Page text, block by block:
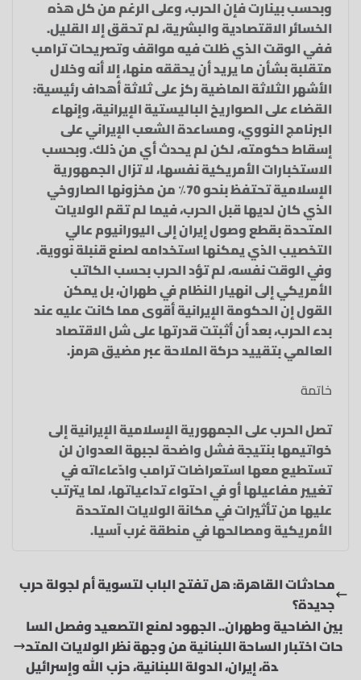
وبحسب بينارت فإن الحرب، وعلى الرغم من كل هذه
الخسائر الاقتصادية والبشرية، لم تحقق إلا القليل.
ففي الوقت الذي ظلت فيه مواقف وتصريحات ترامب
متقلبة بشأن ما يريد أن يحققه منها، إلا أنه وخلال
الأشهر الثلاثة الماضية ركز على ثلاثة أهداف رئيسية:
القضاء على الصواريخ الباليستية الإيرانية، وإنهاء
البرنامج النووي، ومساعدة الشعب الإيراني على
إسقاط حكومته، لكن لم يحدث أي من ذلك. وبحسب
الاستخبارات الأمريكية نفسها، لا تزال الجمهورية
الإسلامية تحتفظ بنحو 70٪ من مخزونها الصاروخي
الذي كان لديها قبل الحرب، فيما لم تقم الولايات
المتحدة بقطع وصول إيران إلى اليورانيوم عالي
التخصيب الذي يمكنها استخدامه لصنع قنبلة نووية.
وفي الوقت نفسه، لم تؤد الحرب بحسب الكاتب
الأمريكي إلى انهيار النظام في طهران، بل يمكن
القول إن الحكومة الإيرانية أقوى مما كانت عليه عند
بدء الحرب، بعد أن أثبتت قدرتها على شل الاقتصاد
العالمي بتقييد حركة الملاحة عبر مضيق هرمز.
خاتمة
تصل الحرب على الجمهورية الإسلامية الإيرانية إلى
خواتيمها بنتيجة فشل واضحة لجبهة العدوان لن
تستطيع معها استعراضات ترامب وادّعاءاته في
تغيير مفاعيلها أو في احتواء تداعياتها، لما يترتب
عليها من تأثيرات في مكانة الولايات المتحدة
الأمريكية ومصالحها في منطقة غرب آسيا.
محادثات القاهرة: هل تفتح الباب لتسوية أم لجولة حرب
جديدة؟
بين الضاحية وطهران.. الجهود لمنع التصعيد وفصل السا
حات اختبار الساحة اللبنانية من وجهة نظر الولايات المتح
دة، إيران، الدولة اللبنانية، حزب الله وإسرائيل